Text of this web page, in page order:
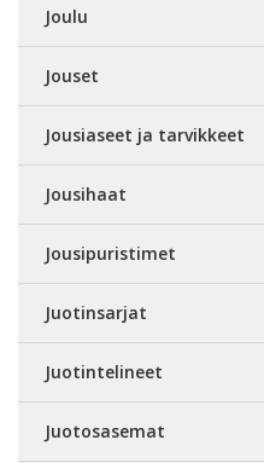
Joulu
Jouset
Jousiaseet ja tarvikkeet
Jousihaat
Jousipuristimet
Juotinsarjat
Juotintelineet
Juotosasemat